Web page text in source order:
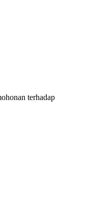
terhadap